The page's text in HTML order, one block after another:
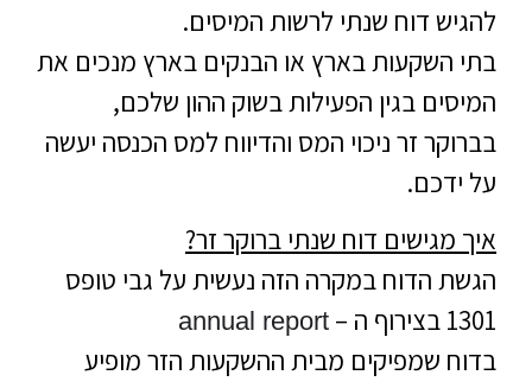
להגיש דוח שנתי לרשות המיסים.
בתי השקעות בארץ או הבנקים בארץ מנכים את
המיסים בגין הפעילות בשוק ההון שלכם,
בברוקר זר ניכוי המס והדיווח למס הכנסה יעשה
על ידכם.
איך מגישים דוח שנתי ברוקר זר?
הגשת הדוח במקרה הזה נעשית על גבי טופס
1301 בצירוף ה –
annual report
בדוח שמפיקים מבית ההשקעות הזר מופיע